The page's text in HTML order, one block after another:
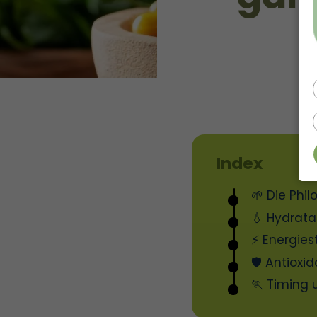
Index
🌱 Die
💧
⚡
🛡️
🏃 Timing